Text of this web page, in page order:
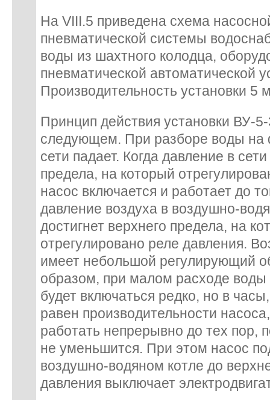
На VIII.5 приведена схема
пневматической системы
воды из шахтного колодца,
пневматической автоматической
Производительность установки 5
Принцип действия установки ВУ-
следующем. При разборе воды на
сети падает. Когда давление в
предела, на который
насос включается и работает до
давление воздуха в воздушно-
достигнет верхнего предела, на
отрегулировано реле давления.
имеет небольшой регулирующий
образом, при малом расходе
будет включаться редко, но в
равен производительности
работать непрерывно до тех пор,
не уменьшится. При этом насос
воздушно-водяном котле до
давления выключает